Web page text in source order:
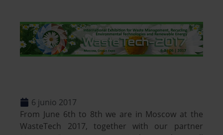
6 junio 2017
From June 6th to 8th we are in Moscow at the
WasteTech 2017, together with our partner